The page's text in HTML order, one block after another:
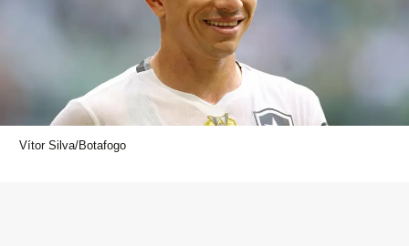
Vítor Silva/Botafogo